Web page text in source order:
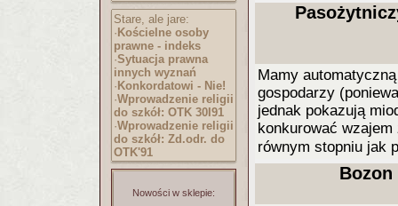
Stare, ale jare:
· Kościelne osoby
prawne - indeks
·Sytuacja prawna
innych wyznań
· Konkordatowi - Nie!
·Wprowadzenie religii
do szkół: OTK 30I91
·Wprowadzenie religii
do szkół: Zd.odr. do
OTK'91
Nowości w sklepie:
Mamy
gospodarzy
jednak pokazują
konkurować
równym stopniu jak